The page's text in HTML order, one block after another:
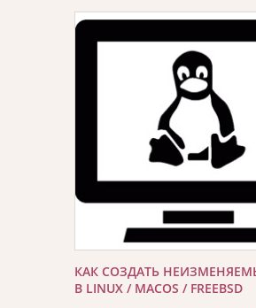
КАК СОЗДАТЬ
В LINUX / MACOS / FREEBSD